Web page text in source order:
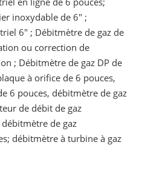
inoxydable de 6" ;
6" ; Débitmètre de gaz de
ou correction de
; Débitmètre de gaz DP de
à orifice de 6 pouces,
6 pouces, débitmètre de gaz
de débit de gaz
de gaz
débitmètre à turbine à gaz